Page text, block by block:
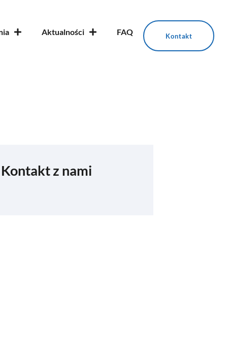
Aktualności FAQ Kontakt
Kontakt z nami